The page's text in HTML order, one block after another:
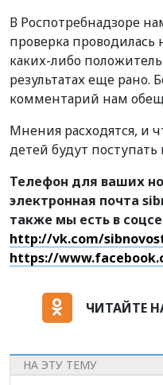
В Роспотребнадзоре
проверка проводилась
каких-либо
результатах еще рано.
комментарий нам
Мнения расходятся, и
детей будут
Телефон для ваших
электронная почта
также мы есть в
http://vk.com/
https://
ЧИТАЙТЕ
НА ЭТУ ТЕМУ